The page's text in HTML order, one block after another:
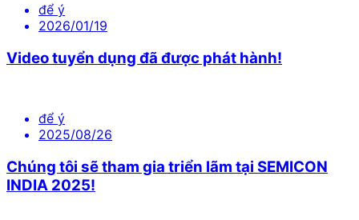
để ý
2026/01/19
Video tuyển dụng đã được phát hành!
để ý
2025/08/26
Chúng tôi sẽ tham gia triển lãm tại SEMICON
INDIA 2025!